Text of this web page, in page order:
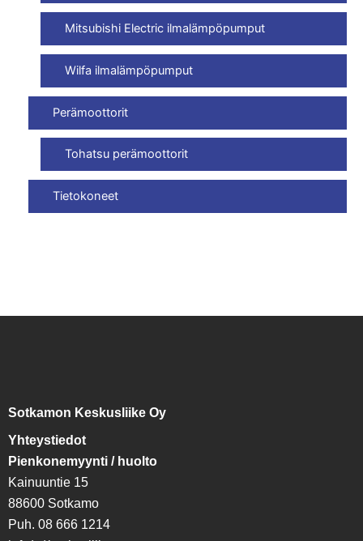
Mitsubishi Electric ilmalämpöpumput
Wilfa ilmalämpöpumput
Perämoottorit
Tohatsu perämoottorit
Tietokoneet
Sotkamon Keskusliike Oy
Yhteystiedot
Pienkonemyynti / huolto
Kainuuntie 15
88600 Sotkamo
Puh. 08 666 1214